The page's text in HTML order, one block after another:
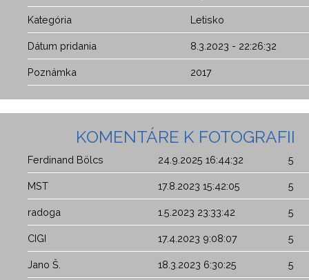
Kategória Letisko
Dátum pridania 8.3.2023 - 22:26:32
Poznámka 2017
KOMENTÁRE K FOTOGRAFII
Ferdinand Bölcs 24.9.2025 16:44:32 5
MST 17.8.2023 15:42:05 5
radoga 1.5.2023 23:33:42 5
CIGI 17.4.2023 9:08:07 5
Jano Š. 18.3.2023 6:30:25 5